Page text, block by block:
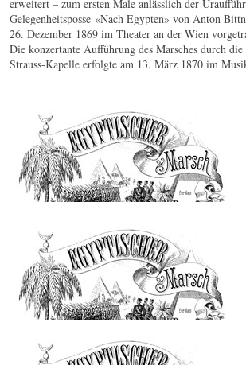
erweitert – zum ersten Male anlässlich der
Gelegenheitsposse «Nach Egypten» von Anton
26. Dezember 1869 im Theater an der Wien
Die konzertante Aufführung des Marsches durch die
Strauss-Kapelle erfolgte am 13. März 1870 im
© by WJSO-Archive